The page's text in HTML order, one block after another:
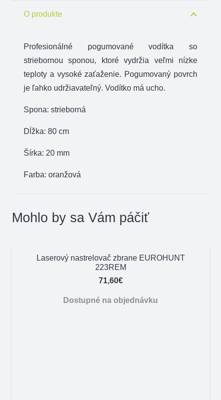
strieborná
O produkte
Profesionálné pogumované vodítka so
striebornou sponou, ktoré vydržia veľmi nízke
teploty a vysoké zaťaženie. Pogumovaný povrch
je ľahko udržiavateľný. Vodítko má ucho.
Spona: strieborná
Dĺžka: 80 cm
Šírka: 20 mm
Farba: oranžová
Mohlo by sa Vám páčiť
Laserový nastrelovač zbrane EUROHUNT
223REM
71,60€
Dostupné na objednávku